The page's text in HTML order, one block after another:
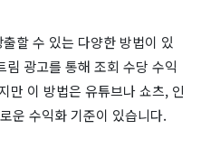
할 수 있는 다양한 방법이 있
광고를 통해 조회 수당 수익
만 이 방법은 유튜브나 쇼츠, 인
운 수익화 기준이 있습니다.